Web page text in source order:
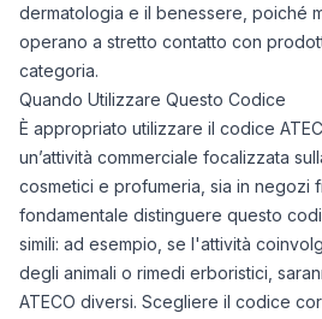
dermatologia e il benessere, poiché
operano a stretto contatto con
categoria.
Quando Utilizzare Questo Codice
È appropriato utilizzare il codice
un’attività commerciale focalizzata
cosmetici e profumeria, sia in negozi
fondamentale distinguere questo
simili: ad esempio, se l'attività
degli animali o rimedi erboristici,
ATECO diversi. Scegliere il codice